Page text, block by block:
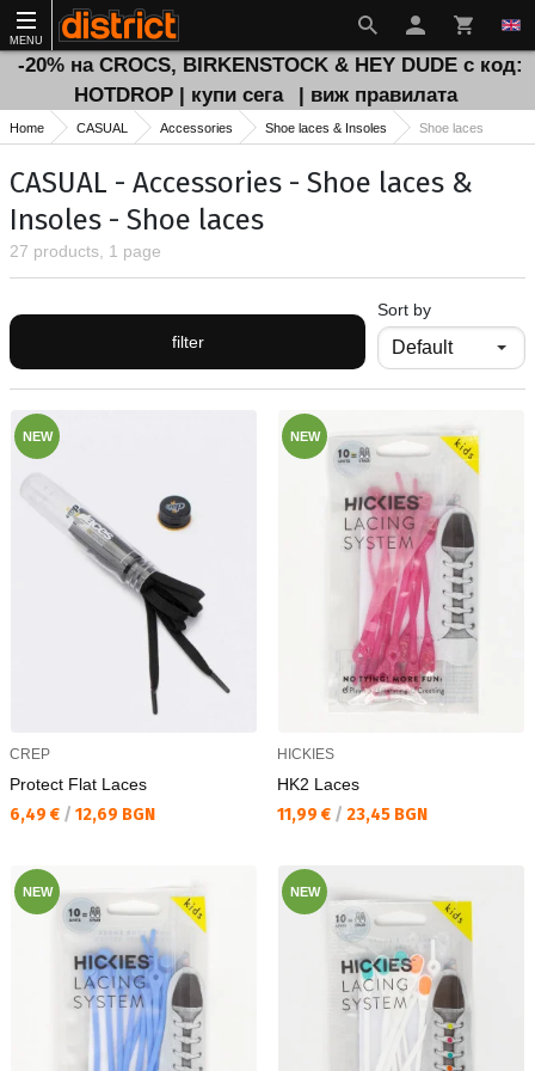
MENU
-20% на CROCS, BIRKENSTOCK & HEY DUDE с код:
HOTDROP | купи сега
| виж правилата
Home CASUAL Accessories Shoe laces & Insoles Shoe laces
CASUAL - Accessories - Shoe laces &
Insoles - Shoe laces
27 products, 1 page
filter
Sort by
NEW
CREP
Protect Flat Laces
Текуща цена:
6,49 € / 12,69 BGN
NEW
HICKIES
HK2 Laces
Текуща цена:
11,99 € / 23,45 BGN
NEW NEW